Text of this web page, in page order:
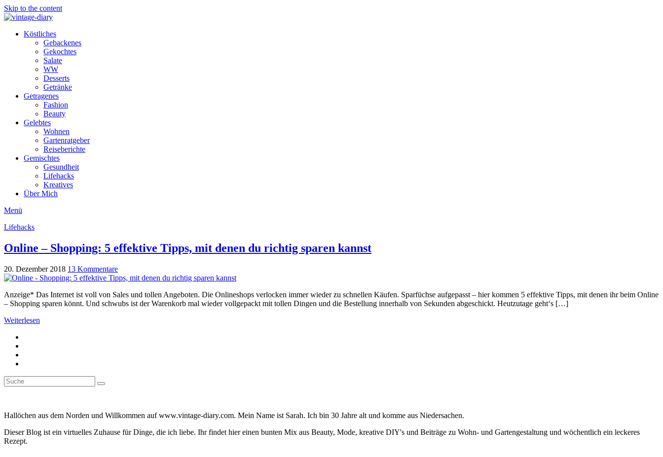
Skip to the content
Köstliches
Gebackenes
Gekochtes
Salate
WW
Desserts
Getränke
Getragenes
Fashion
Beauty
Gelebtes
Wohnen
Gartenratgeber
Reiseberichte
Gemischtes
Gesundheit
Lifehacks
Kreatives
Über Mich
Menü
Lifehacks
Online – Shopping: 5 effektive Tipps, mit denen du richtig sparen kannst
20. Dezember 2018 13 Kommentare
Anzeige* Das Internet ist voll von Sales und tollen Angeboten. Die Onlineshops verlocken immer wieder zu schnellen Käufen. Sparfüchse aufgepasst – hier kommen 5 effektive Tipps, mit denen ihr beim Online
– Shopping sparen könnt. Und schwubs ist der Warenkorb mal wieder vollgepackt mit tollen Dingen und die Bestellung innerhalb von Sekunden abgeschickt. Heutzutage geht‘s […]
Weiterlesen
Suche
nach:
Suche
Hallöchen aus dem Norden und Willkommen auf www.vintage-diary.com. Mein Name ist Sarah. Ich bin 30 Jahre alt und komme aus Niedersachen.
Dieser Blog ist ein virtuelles Zuhause für Dinge, die ich liebe. Ihr findet hier einen bunten Mix aus Beauty, Mode, kreative DIY's und Beiträge zu Wohn- und Gartengestaltung und wöchentlich ein leckeres
Rezept.